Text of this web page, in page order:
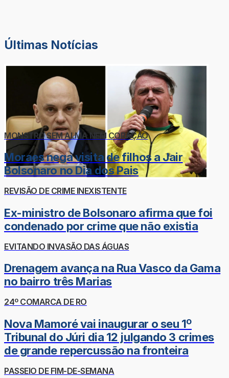
Últimas Notícias
MONSTRO SEM ALMA NEM CORAÇÃO
Moraes nega visita de filhos a Jair
Bolsonaro no Dia dos Pais
REVISÃO DE CRIME INEXISTENTE
Ex-ministro de Bolsonaro afirma que foi
condenado por crime que não existia
EVITANDO INVASÃO DAS ÁGUAS
Drenagem avança na Rua Vasco da Gama
no bairro três Marias
24º COMARCA DE RO
Nova Mamoré vai inaugurar o seu 1º
Tribunal do Júri dia 12 julgando 3 crimes
de grande repercussão na fronteira
PASSEIO DE FIM-DE-SEMANA